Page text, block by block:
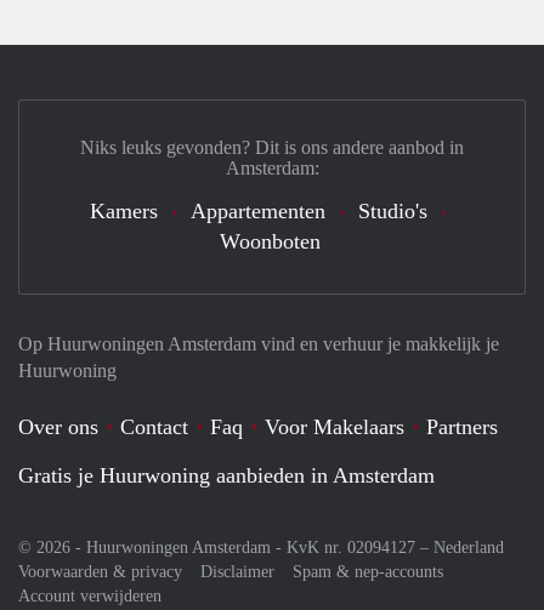
Op Huurwoningen Amsterdam vind en verhuur je makkelijk je
Huurwoning
Over ons Contact Faq Voor Makelaars
Partners
Gratis je Huurwoning aanbieden in Amsterdam
© 2026 - Huurwoningen Amsterdam - KvK nr. 02094127 – Nederland
Voorwaarden & privacy
Disclaimer
Spam & nep-accounts
Account verwijderen
Niks leuks gevonden? Dit is ons andere aanbod in
Amsterdam:
Kamers Appartementen
Studio's
Woonboten